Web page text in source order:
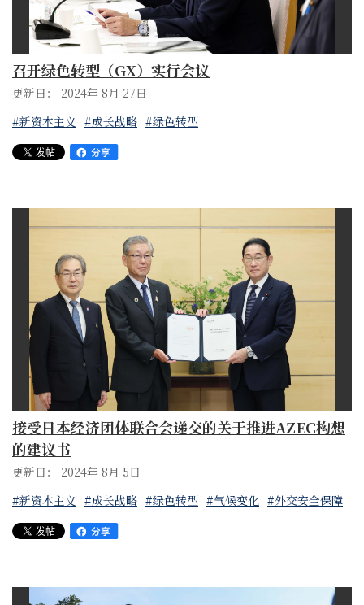
召开绿色转型（GX）实行会议
更新日： 2024年 8月 27日
#新资本主义 #成长战略 #绿色转型
接受日本经济团体联合会递交的关于推进AZEC构想
的建议书
更新日： 2024年 8月 5日
#新资本主义 #成长战略 #绿色转型 #气候变化 #外交安全保障